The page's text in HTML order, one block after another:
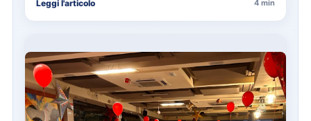
Leggi l'articolo 4 min